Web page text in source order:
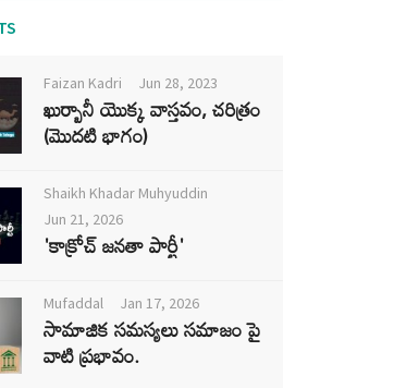
Faizan Kadri Jun 28, 2023
ఖుర్బానీ యొక్క వాస్తవం, చరిత్రం
(మొదటి భాగం)
Shaikh Khadar Muhyuddin
Jun 21, 2026
'కాక్రోచ్ జనతా పార్టీ'
Mufaddal Jan 17, 2026
సామాజిక సమస్యలు సమాజం పై
వాటి ప్రభావం.